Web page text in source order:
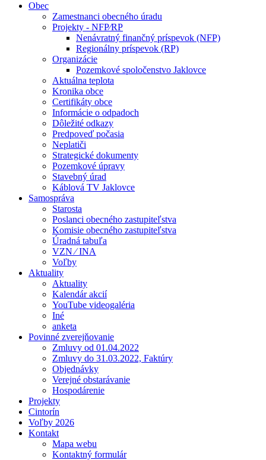
Obec
Zamestnanci obecného úradu
Projekty - NFP⁄RP
Nenávratný finančný príspevok (NFP)
Regionálny príspevok (RP)
Organizácie
Pozemkové spoločenstvo Jaklovce
Aktuálna teplota
Kronika obce
Certifikáty obce
Informácie o odpadoch
Dôležité odkazy
Predpoveď počasia
Neplatiči
Strategické dokumenty
Pozemkové úpravy
Stavebný úrad
Káblová TV Jaklovce
Samospráva
Starosta
Poslanci obecného zastupiteľstva
Komisie obecného zastupiteľstva
Úradná tabuľa
VZN ⁄ INA
Voľby
Aktuality
Aktuality
Kalendár akcií
YouTube videogaléria
Iné
anketa
Povinné zverejňovanie
Zmluvy od 01.04.2022
Zmluvy do 31.03.2022, Faktúry
Objednávky
Verejné obstarávanie
Hospodárenie
Projekty
Cintorín
Voľby 2026
Kontakt
Mapa webu
Kontaktný formulár